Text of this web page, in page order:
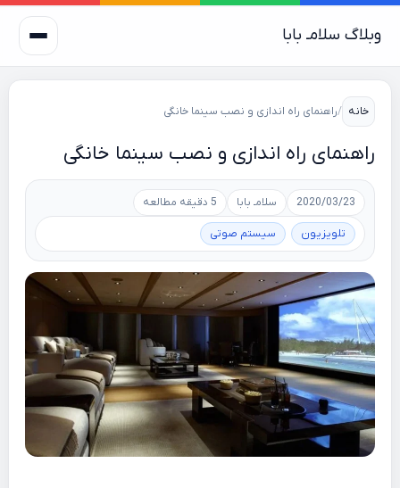
وبلاگ سلامـ بابا
خانه /راهنمای راه اندازی و نصب سینما خانگی
راهنمای راه اندازی و نصب سینما خانگی
2020/03/23 سلامـ بابا 5 دقیقه مطالعه
تلویزیون سیستم صوتی